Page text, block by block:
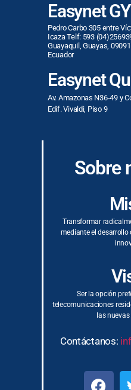
Easynet
Pedro Carbo 305 entre
Icaza Telf: 593
Guayaquil, Guayas,
Ecuador
Easynet
Av. Amazonas N36-49 y
Edif. Vivaldi, Piso 9
Sobre
Transformar
mediante el desarrollo
Ser la opción
telecomunicaciones
las
Contáctanos: